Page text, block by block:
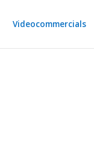
Videocommercials